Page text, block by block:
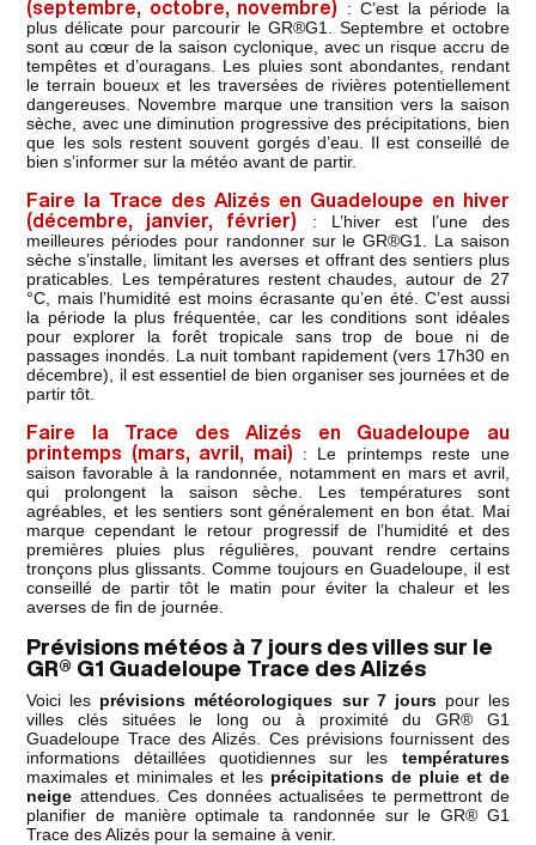
(septembre, octobre, novembre)
: C’est la période la
plus délicate pour parcourir le GR®G1. Septembre et octobre
sont au cœur de la saison cyclonique, avec un risque accru de
tempêtes et d’ouragans. Les pluies sont abondantes, rendant
le terrain boueux et les traversées de rivières potentiellement
dangereuses. Novembre marque une transition vers la saison
sèche, avec une diminution progressive des précipitations, bien
que les sols restent souvent gorgés d’eau. Il est conseillé de
bien s’informer sur la météo avant de partir.
Faire la Trace des Alizés en Guadeloupe en hiver
(décembre, janvier, février)
: L’hiver est l’une des
meilleures périodes pour randonner sur le GR®G1. La saison
sèche s’installe, limitant les averses et offrant des sentiers plus
praticables. Les températures restent chaudes, autour de 27
°C, mais l’humidité est moins écrasante qu’en été. C’est aussi
la période la plus fréquentée, car les conditions sont idéales
pour explorer la forêt tropicale sans trop de boue ni de
passages inondés. La nuit tombant rapidement (vers 17h30 en
décembre), il est essentiel de bien organiser ses journées et de
partir tôt.
Faire la Trace des Alizés en Guadeloupe au
printemps (mars, avril, mai)
: Le printemps reste une
saison favorable à la randonnée, notamment en mars et avril,
qui prolongent la saison sèche. Les températures sont
agréables, et les sentiers sont généralement en bon état. Mai
marque cependant le retour progressif de l’humidité et des
premières pluies plus régulières, pouvant rendre certains
tronçons plus glissants. Comme toujours en Guadeloupe, il est
conseillé de partir tôt le matin pour éviter la chaleur et les
averses de fin de journée.
Prévisions météos à 7 jours des villes sur le
GR® G1 Guadeloupe Trace des Alizés
Voici les prévisions météorologiques sur 7 jourspour les
villes clés situées le long ou à proximité du GR® G1
Guadeloupe Trace des Alizés. Ces prévisions fournissent des
informations détaillées quotidiennes sur les températures
maximales et minimales et les précipitations de pluie et de
neige attendues. Ces données actualisées te permettront de
planifier de manière optimale ta randonnée sur le GR® G1
Trace des Alizés pour la semaine à venir.